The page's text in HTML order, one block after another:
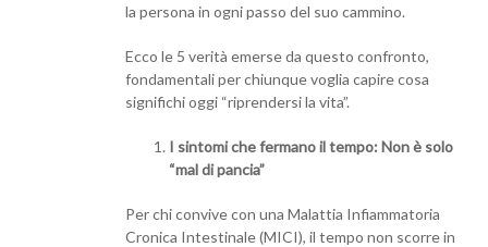
la persona in ogni passo del suo cammino.
Ecco le 5 verità emerse da questo confronto,
fondamentali per chiunque voglia capire cosa
significhi oggi “riprendersi la vita”.
I sintomi che fermano il tempo: Non è solo
“mal di pancia”
Per chi convive con una Malattia Infiammatoria
Cronica Intestinale (MICI), il tempo non scorre in